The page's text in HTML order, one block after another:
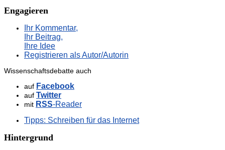
Engagieren
Ihr Kommentar,
Ihr Beitrag,
Ihre Idee
Registrieren als Autor/Autorin
Wissenschaftsdebatte auch
auf Facebook
auf Twitter
mit RSS-Reader
Tipps: Schreiben für das Internet
Hintergrund